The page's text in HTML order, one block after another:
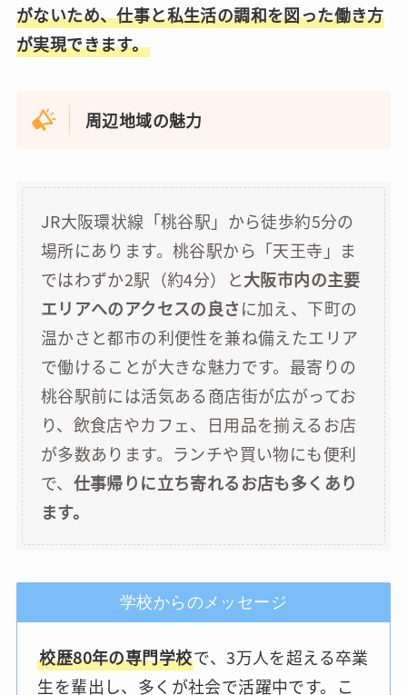
がないため、仕事と私生活の調和を図った働き方
が実現できます。
周辺地域の魅力
JR大阪環状線「桃谷駅」から徒歩約5分の
場所にあります。桃谷駅から「天王寺」ま
ではわずか2駅（約4分）と大阪市内の主要
エリアへのアクセスの良さに加え、下町の
温かさと都市の利便性を兼ね備えたエリア
で働けることが大きな魅力です。最寄りの
桃谷駅前には活気ある商店街が広がってお
り、飲食店やカフェ、日用品を揃えるお店
が多数あります。ランチや買い物にも便利
で、 仕事帰りに立ち寄れるお店も多くあり
ます。
学校からのメッセージ
校歴80年の専門学校で、3万人を超える卒業
生を輩出し、多くが社会で活躍中です。こ